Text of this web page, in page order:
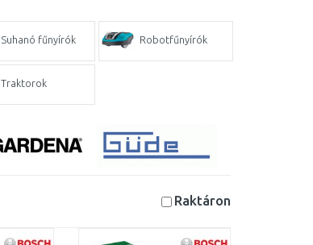
Suhanó fűnyírók Robotfűnyírók
Traktorok
Raktáron